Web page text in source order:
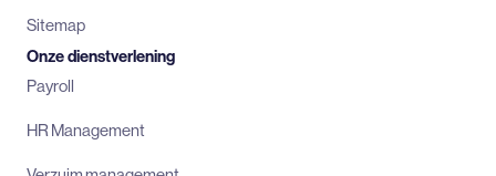
Sitemap
Onze dienstverlening
Payroll
HR Management